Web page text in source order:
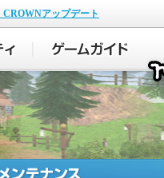
CROWNアップデート